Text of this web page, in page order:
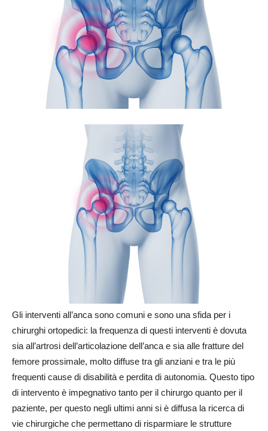
Gli interventi all’anca sono comuni e sono una sfida per i
chirurghi ortopedici: la frequenza di questi interventi è dovuta
sia all’artrosi dell’articolazione dell’anca e sia alle fratture del
femore prossimale, molto diffuse tra gli anziani e tra le più
frequenti cause di disabilità e perdita di autonomia. Questo tipo
di intervento è impegnativo tanto per il chirurgo quanto per il
paziente, per questo negli ultimi anni si è diffusa la ricerca di
vie chirurgiche che permettano di risparmiare le strutture